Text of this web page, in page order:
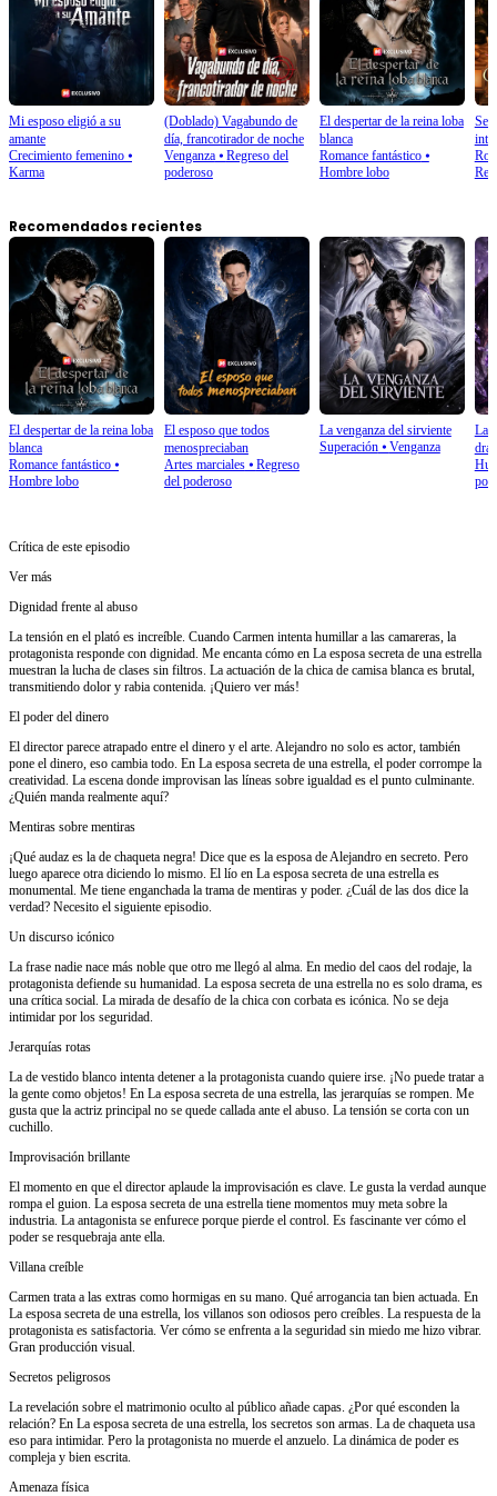
Mi esposo eligió a su
amante
Crecimiento femenino ⦁
Karma
(Doblado) Vagabundo de
día, francotirador de noche
Venganza⦁ Regreso del
poderoso
El despertar de la reina loba
blanca
Romance fantástico⦁
Hombre lobo
Recomendados recientes
El despertar de la reina loba
blanca
Romance fantástico ⦁
Hombre lobo
El esposo que todos
menospreciaban
Artes marciales⦁ Regreso
del poderoso
La venganza del sirviente
Superación⦁ Venganza
La
por
Crítica de este episodio
Ver más
Dignidad frente al abuso
La tensión en el plató es increíble. Cuando Carmen intenta humillar a las camareras, la
protagonista responde con dignidad. Me encanta cómo en La esposa secreta de una estrella
muestran la lucha de clases sin filtros. La actuación de la chica de camisa blanca es brutal,
transmitiendo dolor y rabia contenida. ¡Quiero ver más!
El poder del dinero
El director parece atrapado entre el dinero y el arte. Alejandro no solo es actor, también
pone el dinero, eso cambia todo. En La esposa secreta de una estrella, el poder corrompe la
creatividad. La escena donde improvisan las líneas sobre igualdad es el punto culminante.
¿Quién manda realmente aquí?
Mentiras sobre mentiras
¡Qué audaz es la de chaqueta negra! Dice que es la esposa de Alejandro en secreto. Pero
luego aparece otra diciendo lo mismo. El lío en La esposa secreta de una estrella es
monumental. Me tiene enganchada la trama de mentiras y poder. ¿Cuál de las dos dice la
verdad? Necesito el siguiente episodio.
Un discurso icónico
La frase nadie nace más noble que otro me llegó al alma. En medio del caos del rodaje, la
protagonista defiende su humanidad. La esposa secreta de una estrella no es solo drama, es
una crítica social. La mirada de desafío de la chica con corbata es icónica. No se deja
intimidar por los seguridad.
Jerarquías rotas
La de vestido blanco intenta detener a la protagonista cuando quiere irse. ¡No puede tratar a
la gente como objetos! En La esposa secreta de una estrella, las jerarquías se rompen. Me
gusta que la actriz principal no se quede callada ante el abuso. La tensión se corta con un
cuchillo.
Improvisación brillante
El momento en que el director aplaude la improvisación es clave. Le gusta la verdad aunque
rompa el guion. La esposa secreta de una estrella tiene momentos muy meta sobre la
industria. La antagonista se enfurece porque pierde el control. Es fascinante ver cómo el
poder se resquebraja ante ella.
Villana creíble
Carmen trata a las extras como hormigas en su mano. Qué arrogancia tan bien actuada. En
La esposa secreta de una estrella, los villanos son odiosos pero creíbles. La respuesta de la
protagonista es satisfactoria. Ver cómo se enfrenta a la seguridad sin miedo me hizo vibrar.
Gran producción visual.
Secretos peligrosos
La revelación sobre el matrimonio oculto al público añade capas. ¿Por qué esconden la
relación? En La esposa secreta de una estrella, los secretos son armas. La de chaqueta usa
eso para intimidar. Pero la protagonista no muerde el anzuelo. La dinámica de poder es
compleja y bien escrita.
Amenaza física